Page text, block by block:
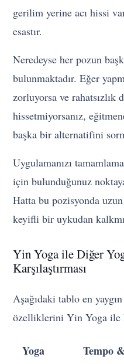
gerilim yerine acı hissi
esastır.
Neredeyse her pozun
bulunmaktadır. Eğer
zorluyorsa ve rahatsızlık
hissetmiyorsanız,
başka bir alternatifini
Uygulamanızı
için bulunduğunuz
Hatta bu pozisyonda
keyifli bir uykudan
Yin Yoga ile Diğer
Karşılaştırması
Aşağıdaki tablo en
özelliklerini Yin Yoga ile
Yoga
Tempo